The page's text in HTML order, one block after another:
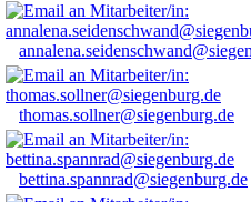
thomas.sollner@siegenburg.de
bettina.spannrad@siegenburg.de